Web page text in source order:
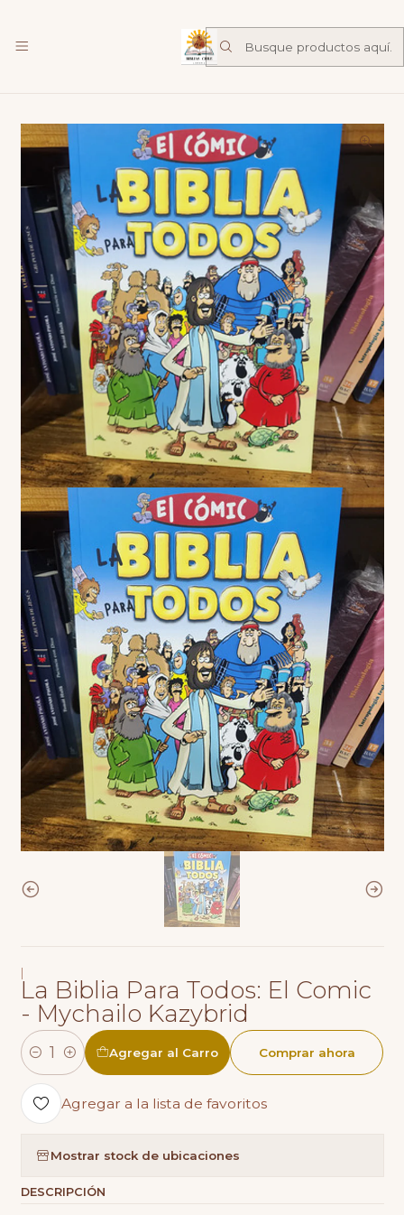
mercadolibre
La Biblia Para Todos: El Comic - Mychailo Kazybrid
La Biblia Para Todos: El Comic
- Mychailo Kazybrid
Cantidad
Agregar al Carro Comprar ahora
Agregar a la lista de favoritos
Mostrar stock de ubicaciones
DESCRIPCIÓN